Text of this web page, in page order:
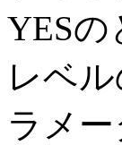
YESの
レベ
ラメ